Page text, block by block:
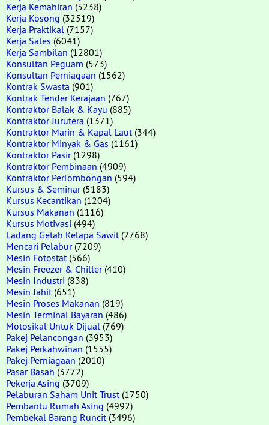
Kerja Kemahiran (5238)
Kerja Kosong (32519)
Kerja Praktikal (7157)
Kerja Sales (6041)
Kerja Sambilan (12801)
Konsultan Peguam (573)
Konsultan Perniagaan (1562)
Kontrak Swasta (901)
Kontrak Tender Kerajaan (767)
Kontraktor Balak & Kayu (885)
Kontraktor Jurutera (1371)
Kontraktor Marin & Kapal Laut (344)
Kontraktor Minyak & Gas (1161)
Kontraktor Pasir(1298)
Kontraktor Pembinaan (4909)
Kontraktor Perlombongan (594)
Kursus & Seminar(5183)
Kursus Kecantikan (1204)
Kursus Makanan (1116)
Kursus Motivasi (494)
Ladang Getah Kelapa Sawit (2768)
Mencari Pelabur(7209)
Mesin Fotostat (566)
Mesin Freezer & Chiller(410)
Mesin Industri (838)
Mesin Jahit (651)
Mesin Proses Makanan (819)
Mesin Terminal Bayaran (486)
Motosikal Untuk Dijual (769)
Pakej Pelancongan (3953)
Pakej Perkahwinan (1555)
Pakej Perniagaan (2010)
Pasar Basah (3772)
Pekerja Asing (3709)
Pelaburan Saham Unit Trust (1750)
Pembantu Rumah Asing (4992)
Pembekal Barang Runcit (3496)